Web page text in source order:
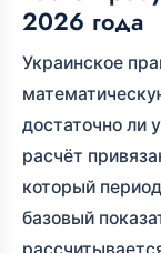
2026 года
Украинское
достаточно ли
расчёт
который
базовый